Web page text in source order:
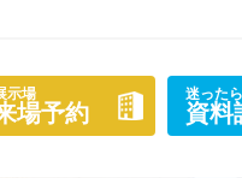
示場
場予約
迷ったら
資料